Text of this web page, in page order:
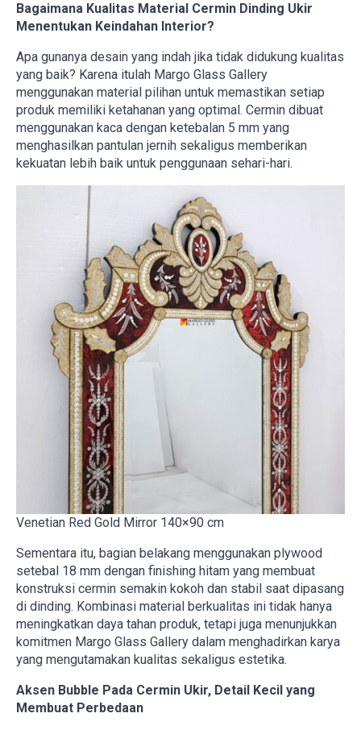
Bagaimana Kualitas Material Cermin Dinding Ukir
Menentukan Keindahan Interior?
Apa gunanya desain yang indah jika tidak didukung kualitas
yang baik? Karena itulah Margo Glass Gallery
menggunakan material pilihan untuk memastikan setiap
produk memiliki ketahanan yang optimal. Cermin dibuat
menggunakan kaca dengan ketebalan 5 mm yang
menghasilkan pantulan jernih sekaligus memberikan
kekuatan lebih baik untuk penggunaan sehari-hari.
Venetian Red Gold Mirror 140×90 cm
Sementara itu, bagian belakang menggunakan plywood
setebal 18 mm dengan finishing hitam yang membuat
konstruksi cermin semakin kokoh dan stabil saat dipasang
di dinding. Kombinasi material berkualitas ini tidak hanya
meningkatkan daya tahan produk, tetapi juga menunjukkan
komitmen Margo Glass Gallery dalam menghadirkan karya
yang mengutamakan kualitas sekaligus estetika.
Aksen Bubble Pada Cermin Ukir, Detail Kecil yang
Membuat Perbedaan